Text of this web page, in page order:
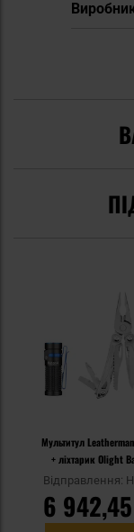
Мультитул
+ ліхтарик Olight
набір
Відправлення:
6